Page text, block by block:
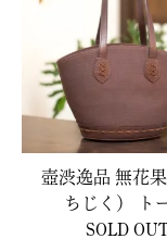
壺渋逸品 無花
ちじく） ト
SOLD